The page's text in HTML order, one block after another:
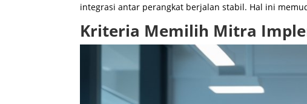
integrasi antar perangkat berjalan stabil. Hal ini
Kriteria Memilih Mitra